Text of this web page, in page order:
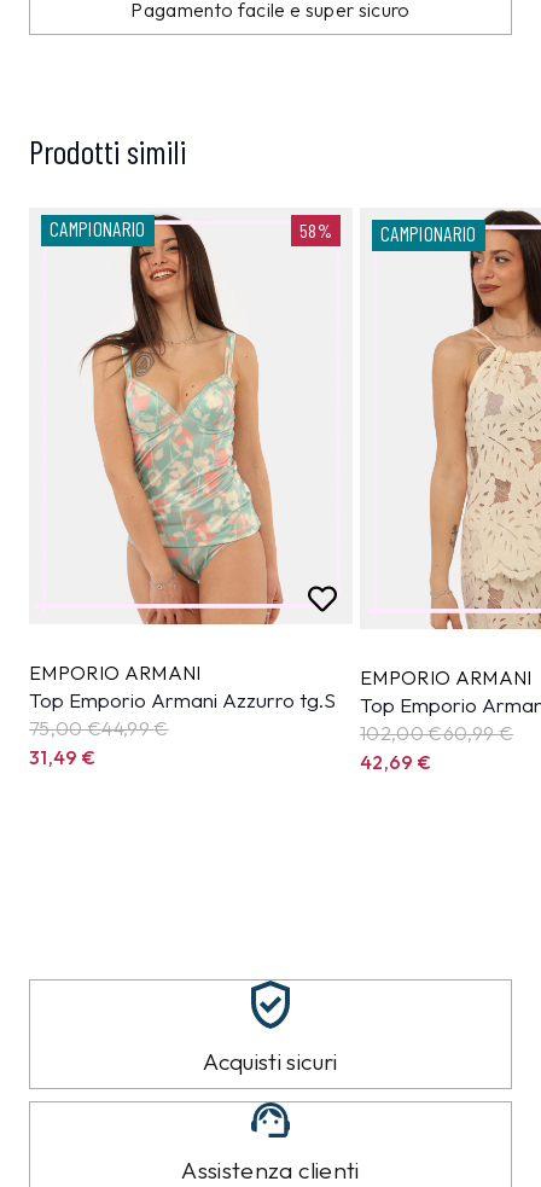
Pagamento facile e super sicuro
Prodotti simili
CAMPIONARIO 58%
EMPORIO ARMANI
Top Emporio Armani Azzurro tg.S
75,00 €44,99€
31,49€
CAMPIONARIO
EMPORIO ARMANI
Top Emporio
102,00 €60,99€
42,69€
Acquisti sicuri
Assistenza clienti